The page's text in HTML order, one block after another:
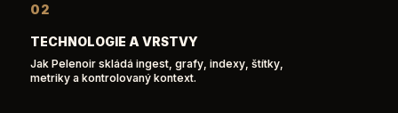
02
TECHNOLOGIE A VRSTVY
Jak Pelenoir skládá ingest, grafy, indexy, štítky,
metriky a kontrolovaný kontext.